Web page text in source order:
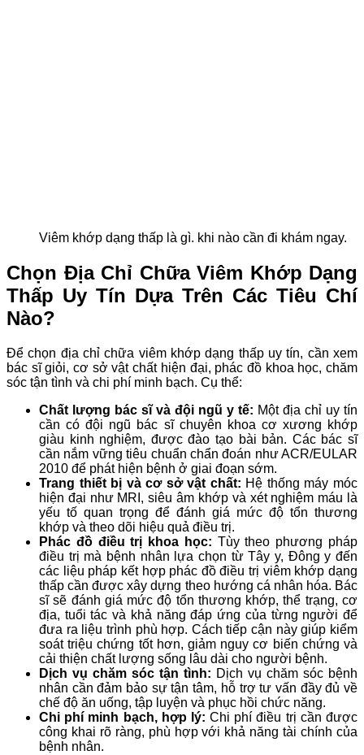
Viêm khớp dạng thấp là gì. khi nào cần đi khám ngay.
Chọn Địa Chỉ Chữa Viêm Khớp Dạng
Thấp Uy Tín Dựa Trên Các Tiêu Chí
Nào?
Để chọn địa chỉ chữa viêm khớp dạng thấp uy tín, cần xem
bác sĩ giỏi, cơ sở vật chất hiện đại, phác đồ khoa học, chăm
sóc tận tình và chi phí minh bạch. Cụ thể:
Chất lượng bác sĩ và đội ngũ y tế: Một địa chỉ uy tín
cần có đội ngũ bác sĩ chuyên khoa cơ xương khớp
giàu kinh nghiệm, được đào tạo bài bản. Các bác sĩ
cần nắm vững tiêu chuẩn chẩn đoán như ACR/EULAR
2010 để phát hiện bệnh ở giai đoạn sớm.
Trang thiết bị và cơ sở vật chất: Hệ thống máy móc
hiện đại như MRI, siêu âm khớp và xét nghiệm máu là
yếu tố quan trọng để đánh giá mức độ tổn thương
khớp và theo dõi hiệu quả điều trị.
Phác đồ điều trị khoa học: Tùy theo phương pháp
điều trị mà bệnh nhân lựa chọn từ Tây y, Đông y đến
các liệu pháp kết hợp phác đồ điều trị viêm khớp dạng
thấp cần được xây dựng theo hướng cá nhân hóa. Bác
sĩ sẽ đánh giá mức độ tổn thương khớp, thể trạng, cơ
địa, tuổi tác và khả năng đáp ứng của từng người để
đưa ra liệu trình phù hợp. Cách tiếp cận này giúp kiểm
soát triệu chứng tốt hơn, giảm nguy cơ biến chứng và
cải thiện chất lượng sống lâu dài cho người bệnh.
Dịch vụ chăm sóc tận tình: Dịch vụ chăm sóc bệnh
nhân cần đảm bảo sự tận tâm, hỗ trợ tư vấn đầy đủ về
chế độ ăn uống, tập luyện và phục hồi chức năng.
Chi phí minh bạch, hợp lý: Chi phí điều trị cần được
công khai rõ ràng, phù hợp với khả năng tài chính của
bệnh nhân.